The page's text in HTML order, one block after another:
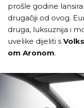
prošle godine
drugačiji od ovog.
druga, luksuznija i
uvelike dijeliti s
om Aronom.